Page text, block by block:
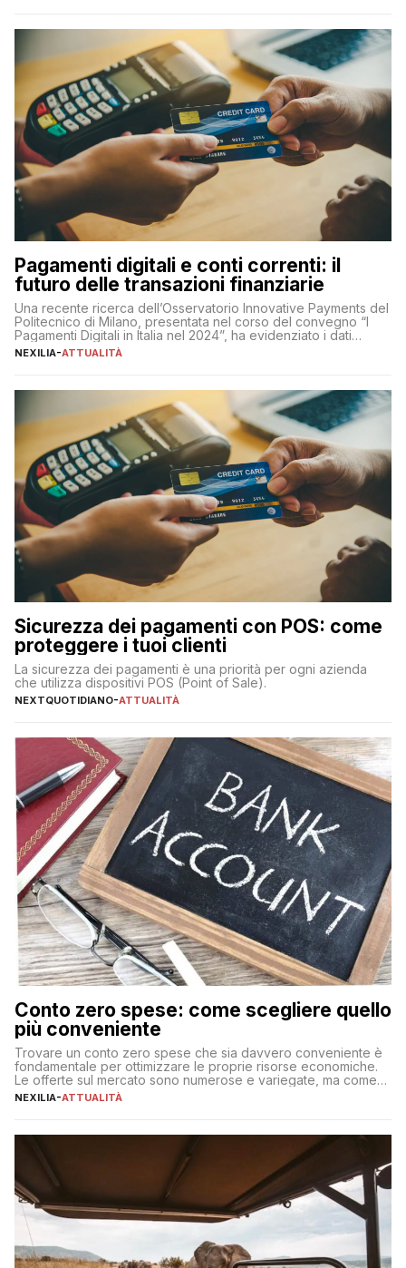
Pagamenti digitali e conti correnti: il
futuro delle transazioni finanziarie
Una recente ricerca dell’Osservatorio Innovative Payments del
Politecnico di Milano, presentata nel corso del convegno “I
Pagamenti Digitali in Italia nel 2024”, ha evidenziato i dati
definitivi del primo semestre 2024 relativamente alle
NEXILIA-ATTUALITÀ
Sicurezza dei pagamenti con POS: come
proteggere i tuoi clienti
La sicurezza dei pagamenti è una priorità per ogni azienda
che utilizza dispositivi POS (Point of Sale).
NEXTQUOTIDIANO-ATTUALITÀ
Conto zero spese: come scegliere quello
più conveniente
Trovare un conto zero spese che sia davvero conveniente è
fondamentale per ottimizzare le proprie risorse economiche.
Le offerte sul mercato sono numerose e variegate, ma come
individuare quella più adatta alle proprie esigenze senza
sul […]
NEXILIA-ATTUALITÀ